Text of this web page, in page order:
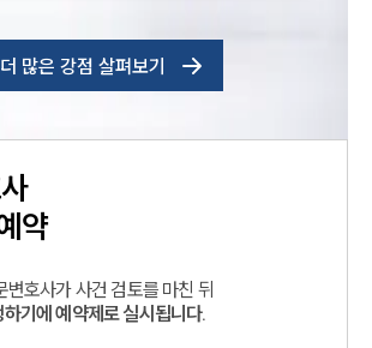
더 많은 강점 살펴보기
약
변호사가 사건 검토를 마친 뒤
기에 예약제로 실시됩니다.